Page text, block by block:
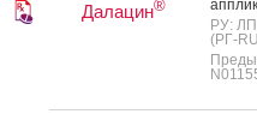
Далацин®
РУ:
(РГ-